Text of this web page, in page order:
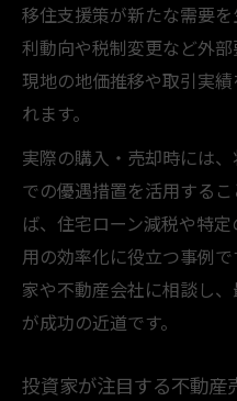
移住支援策が新たな需要
利動向や税制変更など外部
現地の地価推移や取引実
れます。
実際の購入・売却時には
での優遇措置を活用する
ば、住宅ローン減税や特
用の効率化に役立つ事例
家や不動産会社に相談し
が成功の近道です。
投資家が注目する不動産